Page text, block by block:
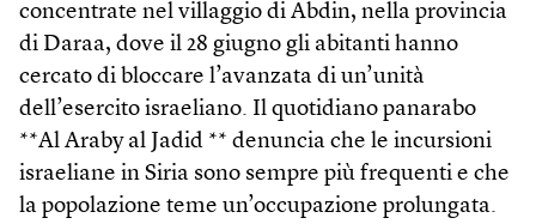
concentrate nel villaggio di Abdin, nella provincia
di Daraa, dove il 28 giugno gli abitanti hanno
cercato di bloccare l’avanzata di un’unità
dell’esercito israeliano. Il quotidiano panarabo
**Al Araby al Jadid ** denuncia che le incursioni
israeliane in Siria sono sempre più frequenti e che
la popolazione teme un’occupazione prolungata.